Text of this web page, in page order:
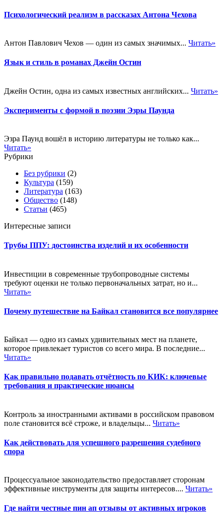
Психологический реализм в рассказах Антона Чехова
Антон Павлович Чехов — один из самых значимых... Читать»
Язык и стиль в романах Джейн Остин
Джейн Остин, одна из самых известных английских... Читать»
Эксперименты с формой в поэзии Эзры Паунда
Эзра Паунд вошёл в историю литературы не только как...
Читать»
Рубрики
Без рубрики (2)
Культура (159)
Литература (163)
Общество (148)
Статьи (465)
Интересные записи
Трубы ППУ: достоинства изделий и их особенности
Инвестиции в современные трубопроводные системы
требуют оценки не только первоначальных затрат, но и...
Читать»
Почему путешествие на Байкал становится все популярнее
Байкал — одно из самых удивительных мест на планете,
которое привлекает туристов со всего мира. В последние...
Читать»
Как правильно подавать отчётность по КИК: ключевые
требования и практические нюансы
Контроль за иностранными активами в российском правовом
поле становится всё строже, и владельцы... Читать»
Как действовать для успешного разрешения судебного
спора
Процессуальное законодательство предоставляет сторонам
эффективные инструменты для защиты интересов.... Читать»
Где найти честные пин ап отзывы от активных игроков